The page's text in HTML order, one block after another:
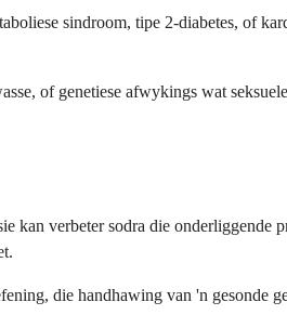
sindroom, tipe 2-diabetes, of
of genetiese afwykings wat
kan verbeter sodra die
die handhawing van 'n gesonde